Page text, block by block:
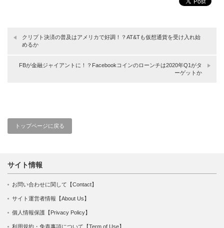
クリプト決済の普及はアメリカで好調！？AT&Tも仮想通貨を受け入れ始
めるか
FBが金融ジャイアントに！？Facebookコインのローンチは2020年Q1がタ
ーゲットか
トップページに戻る
サイト情報
お問い合わせに関して【Contact】
サイト運営者情報【About Us】
個人情報保護【Privacy Policy】
利用規約・免責事項について【Term of Use】